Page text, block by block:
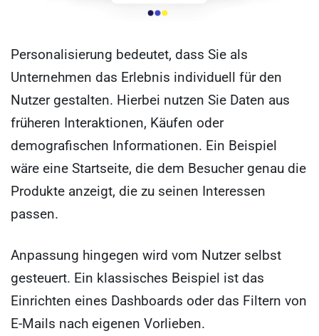
Personalisierung bedeutet, dass Sie als
Unternehmen das Erlebnis individuell für den
Nutzer gestalten. Hierbei nutzen Sie Daten aus
früheren Interaktionen, Käufen oder
demografischen Informationen. Ein Beispiel
wäre eine Startseite, die dem Besucher genau die
Produkte anzeigt, die zu seinen Interessen
passen.
Anpassung hingegen wird vom Nutzer selbst
gesteuert. Ein klassisches Beispiel ist das
Einrichten eines Dashboards oder das Filtern von
E-Mails nach eigenen Vorlieben.